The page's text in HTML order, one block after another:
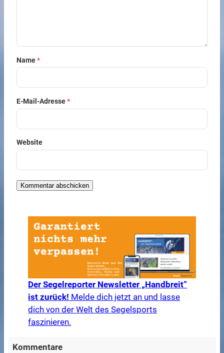
Name*
E-Mail-Adresse*
Website
Der Segelreporter Newsletter „Handbreit“
ist zurück! Melde dich jetzt an und lasse
dich von der Welt des Segelsports
faszinieren.
Kommentare